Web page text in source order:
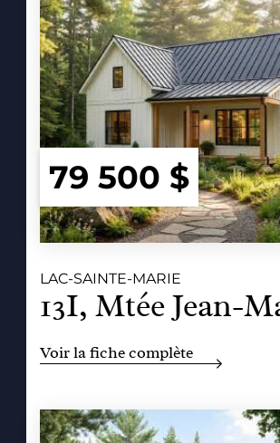
79 500 $
LAC-SAINTE-MARIE
13I, Mtée Jean-
Voir la fiche complète